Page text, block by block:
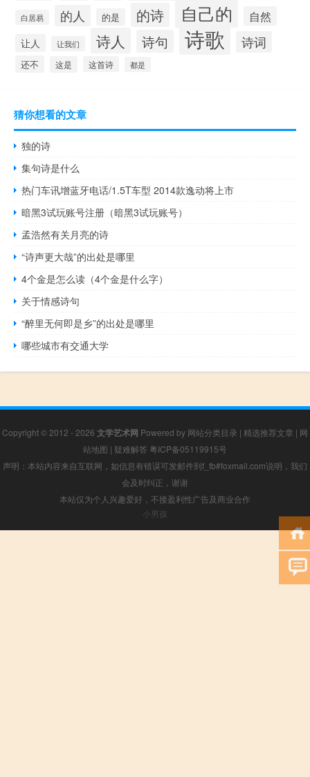
白居易 的人 的是 的诗 自己的 自然
让人 让我们 诗人 诗句 诗歌 诗词
还不 这是 这首诗 都是
猜你想看的文章
独的诗
集句诗是什么
热门车讯增蓝牙电话/1.5T车型 2014款逸动将上市
暗黑3试玩账号注册（暗黑3试玩账号）
孟浩然有关月亮的诗
“诗声更大哉”的出处是哪里
4个金是怎么读（4个金是什么字）
关于情感诗句
“醉里无何即是乡”的出处是哪里
哪些城市有交通大学
Copyright © 2012 - 2026 文学艺术网 Powered by 网站分类目录 | 精选推荐文章 | 网
站地图 | 疑难解答 粤ICP备05119915号
声明：本站内容来自互联网，如信息有错误可发邮件到f_fb#foxmail.com说明，我们
会及时纠正，谢谢
本站仅为个人兴趣爱好，不接盈利性广告及商业合作
小男孩